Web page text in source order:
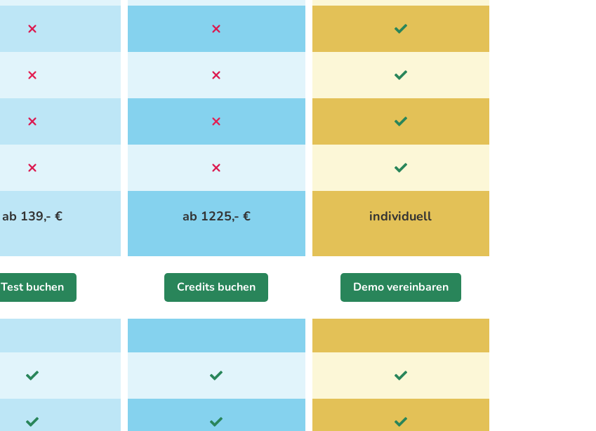
ab 139,- € ab 1225,- € individuell
Test buchen Credits buchen Demo vereinbaren